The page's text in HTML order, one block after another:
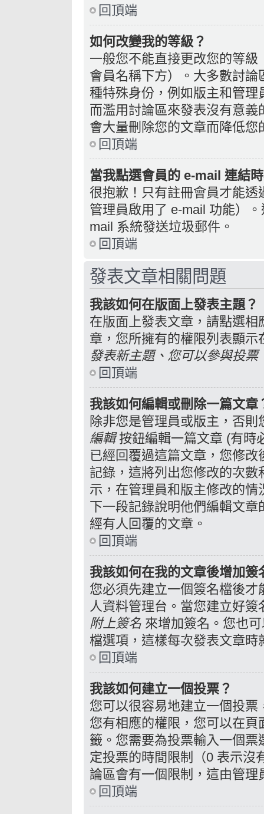
回頂端
如何改變我的等級？
一般您不能直接更改您的等
會員名稱下方）。大多數討
種特殊身份，例如版主和管
而濫用討論區來發表沒有意
會大量刪除您的文章而降低您
回頂端
當我點選會員的 e-mail 連結
很抱歉！只有註冊會員才能
管理員啟用了 e-mail 功能）
mail 系統發送垃圾郵件。
回頂端
發表文章相關問題
我該如何在版面上發表主題？
在版面上發表文章，請點選
章，您所擁有的權限列表顯
發表新主題、您可以參與投票
回頂端
我該如何編輯或刪除一篇文章
除非您是管理員或版主，否
編輯按鈕編輯一篇文章 (有時
已經回覆過這篇文章，您修
記錄，這將列出您修改的次
示，在管理員和版主修改的
下一段記錄說明他們編輯文
經有人回覆的文章。
回頂端
我該如何在我的文章後增加簽
您必須先建立一個簽名檔後
人資料管理台。當您建立好
附上簽名 來增加簽名。您也
檔選項，這樣每次發表文章
回頂端
我該如何建立一個投票？
您可以很容易地建立一個投
您有相應的權限，您可以在
籤。您需要為投票輸入一個
定投票的時間限制（0 表示沒
論區會有一個限制，這由管理
回頂端